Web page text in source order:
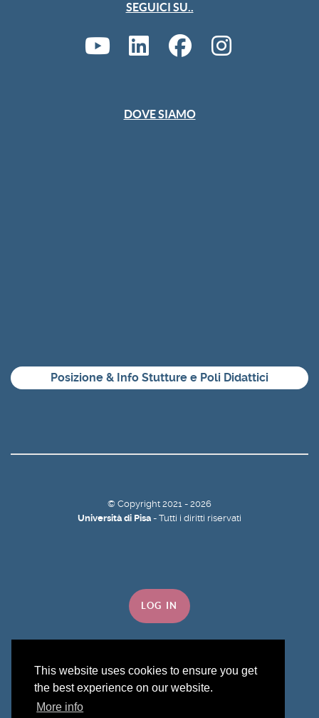
This website uses cookies to ensure you get
the best experience on our website.
More info
SEGUICI SU..
DOVE SIAMO
Posizione & Info Stutture e Poli Didattici
© Copyright 2021 - 2026
Università di Pisa - Tutti i diritti riservati
LOG IN